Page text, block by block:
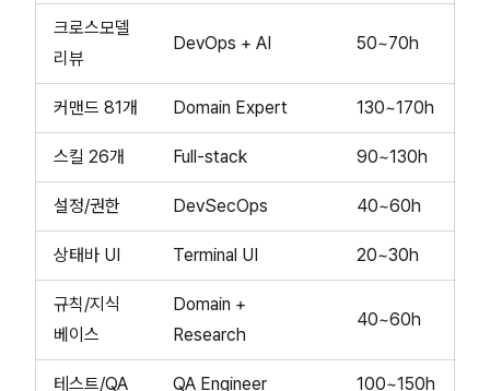
크로스모델
리뷰
DevOps + AI 50~70h
커맨드 81개 Domain Expert 130~170h
스킬 26개 Full-stack 90~130h
설정/권한 DevSecOps 40~60h
상태바 UI Terminal UI 20~30h
규칙/지식
베이스
Domain +
Research
40~60h
테스트/QA QA Engineer 100~150h